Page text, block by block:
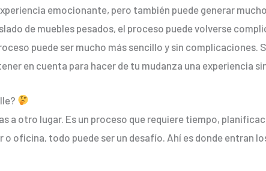
emocionante, pero también puede generar
de muebles pesados, el proceso puede volverse
puede ser mucho más sencillo y sin complicaciones.
en cuenta para hacer de tu mudanza una experiencia
a otro lugar. Es un proceso que requiere tiempo,
oficina, todo puede ser un desafío. Ahí es donde entran